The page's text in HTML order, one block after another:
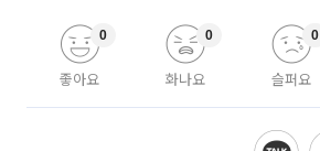
좋아요
0
화나요
0
슬퍼요
0